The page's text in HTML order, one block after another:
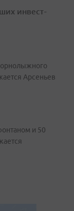
инвест-
Арсеньев
и 50